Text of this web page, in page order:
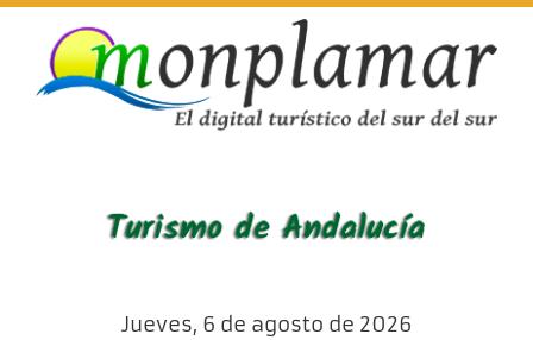
Skip
content
Jueves, 6 de agosto de 2026